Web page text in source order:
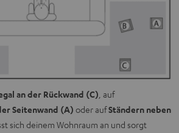
an der Rückwand (C) , auf
Seitenwand (A) oder aufStändern neben
sich deinem Wohnraum an und sorgt